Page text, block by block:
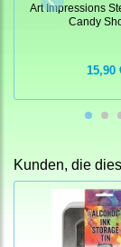
Art Impressions
Candy
15,90
Kunden, die